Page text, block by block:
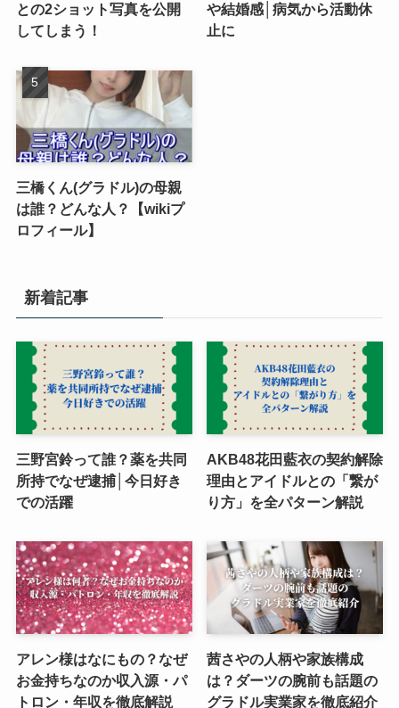
との2ショット写真を公開
してしまう！
や結婚感│病気から活動休
止に
三橋くん(グラドル)の母親
は誰？どんな人？【wikiプ
ロフィール】
新着記事
三野宮鈴って誰？薬を共同
所持でなぜ逮捕│今日好き
での活躍
AKB48花田藍衣の契約解除
理由とアイドルとの「繋が
り方」を全パターン解説
アレン様はなにもの？なぜ
お金持ちなのか収入源・パ
トロン・年収を徹底解説
茜さやの人柄や家族構成
は？ダーツの腕前も話題の
グラドル実業家を徹底紹介